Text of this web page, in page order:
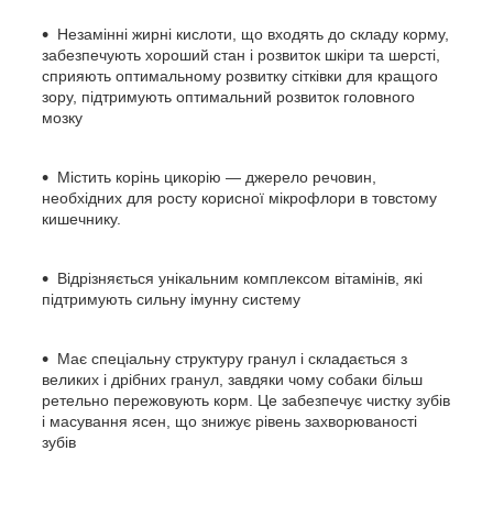
Незамінні жирні кислоти, що входять до складу корму,
забезпечують хороший стан і розвиток шкіри та шерсті,
сприяють оптимальному розвитку сітківки для кращого
зору, підтримують оптимальний розвиток головного
мозку
Містить корінь цикорію — джерело речовин,
необхідних для росту корисної мікрофлори в товстому
кишечнику.
Відрізняється унікальним комплексом вітамінів, які
підтримують сильну імунну систему
Має спеціальну структуру гранул і складається з
великих і дрібних гранул, завдяки чому собаки більш
ретельно пережовують корм. Це забезпечує чистку зубів
і масування ясен, що знижує рівень захворюваності
зубів